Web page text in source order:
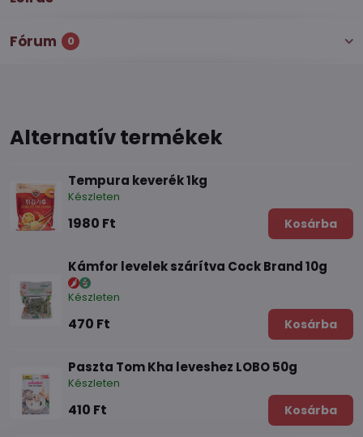
Fórum 0
Alternatív termékek
Tempura keverék 1kg
Készleten
1980 Ft Kosárba
Kámfor levelek szárítva Cock Brand 10g
Készleten
470 Ft Kosárba
Paszta Tom Kha leveshez LOBO 50g
Készleten
410 Ft Kosárba